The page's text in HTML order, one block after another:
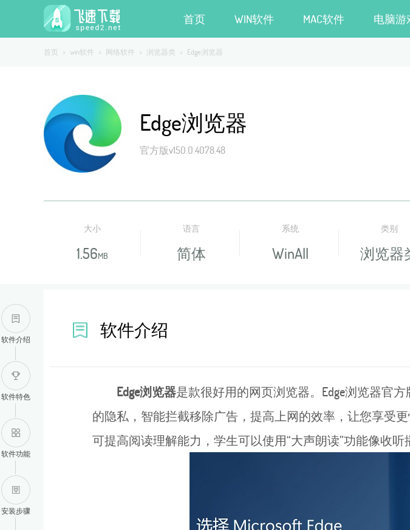
首页 WIN软件 MAC软件 电脑游
首页 > win软件 > 网络软件 > 浏览器类 > Edge浏览器
Edge浏览器
官方版v150.0.4078.48
大小
1.56MB
语言
简体
系统
WinAll
类别
浏览器
软件介绍
Edge浏览器是款很好用的网页浏览器。Edge浏览器官
的隐私，智能拦截移除广告，提高上网的效率，让您享受
可提高阅读理解能力，学生可以使用“大声朗读”功能像收听
软件介绍
软件特色
软件功能
安装步骤